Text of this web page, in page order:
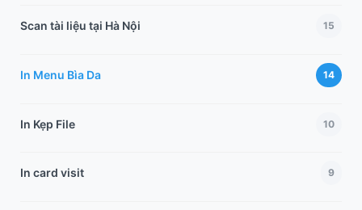
Scan tài liệu tại Hà Nội 15
In Menu Bìa Da 14
In Kẹp File 10
In card visit 9